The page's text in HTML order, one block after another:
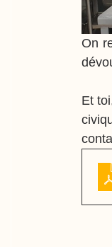
On
Et